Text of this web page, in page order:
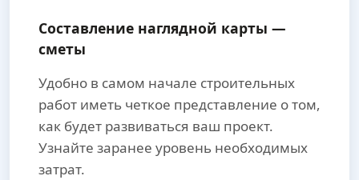
Составление наглядной карты —
сметы
Удобно в самом начале строительных
работ иметь четкое представление о том,
как будет развиваться ваш проект.
Узнайте заранее уровень необходимых
затрат.